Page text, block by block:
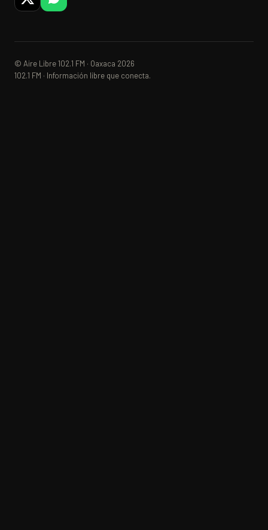
© Aire Libre 102.1 FM · Oaxaca 2026
102.1 FM · Información libre que conecta.